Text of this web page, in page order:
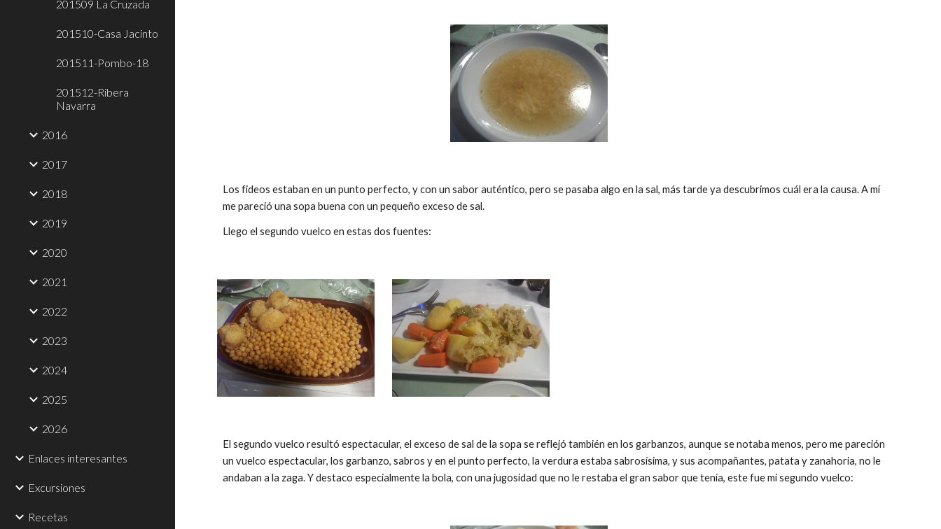
201509 La Cruzada
201510-Casa Jacinto
201511-Pombo-18
201512-Ribera
Navarra
2016
2017
2018
2019
2020
2021
2022
2023
2024
2025
2026
Enlaces interesantes
Excursiones
Recetas
Los fideos estaban en un punto perfecto, y con un sabor auténtico, pero se pasaba algo en la sal, más tarde ya descubrimos cuál era la causa. A mí
me pareció una sopa buena con un pequeño exceso de sal.
Llego el segundo vuelco en estas dos fuentes:
El segundo vuelco resultó espectacular, el exceso de sal de la sopa se reflejó también en los garbanzos, aunque se notaba menos, pero me pareción
un vuelco espectacular, los garbanzo, sabros y en el punto perfecto, la verdura estaba sabrosísima, y sus acompañantes, patata y zanahoria, no le
andaban a la zaga. Y destaco especialmente la bola, con una jugosidad que no le restaba el gran sabor que tenía, este fue mi segundo vuelco: